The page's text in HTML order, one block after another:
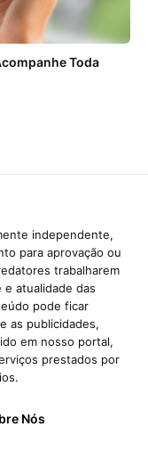
Toda
independente,
para aprovação ou
trabalharem
atualidade das
pode ficar
as publicidades,
em nosso portal,
prestados por
Nós